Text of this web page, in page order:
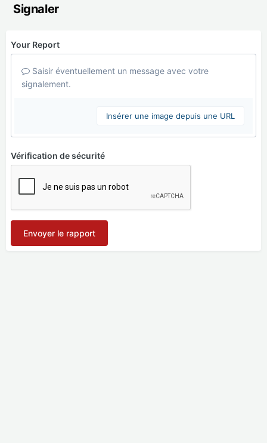
Signaler
Your Report
Saisir éventuellement un message avec votre
signalement.
Insérer une image depuis une URL
Vérification de sécurité
Envoyer le rapport